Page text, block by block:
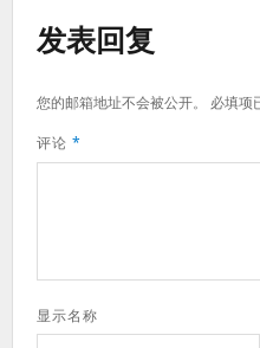
发表回复
您的邮箱地址不会被公开。 必填项
评论 *
显示名称